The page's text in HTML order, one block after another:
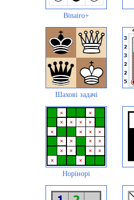
Binairo+
Шахові задачі
Норінорі